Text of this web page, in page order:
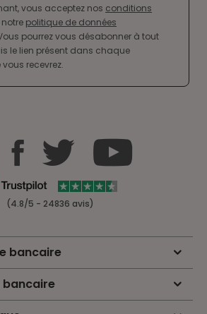
vous acceptez nos conditions
notre politique de données
pourrez vous désabonner à tout
le lien présent dans chaque
recevrez.
(4.8/5 - 24836 avis)
bancaire
bancaire